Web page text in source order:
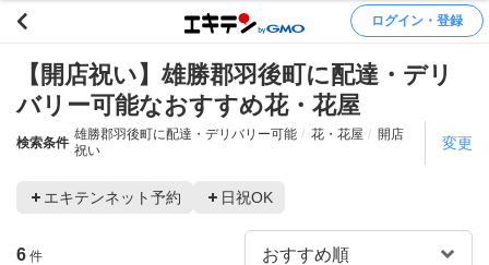
ログイン・登録
【開店祝い】雄勝郡羽後町に配達・デリ
バリー可能なおすすめ花・花屋
検索条件
雄勝郡羽後町に配達・デリバリー可能 花・花屋
開店
祝い
変更
エキテンネット予約 日祝OK
6 件